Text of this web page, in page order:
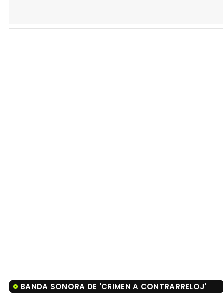
BANDA SONORA DE 'CRIMEN A CONTRARRELOJ'